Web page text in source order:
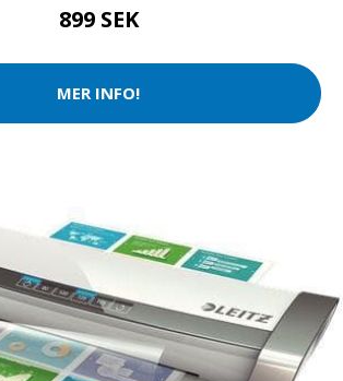
899 SEK
MER INFO!